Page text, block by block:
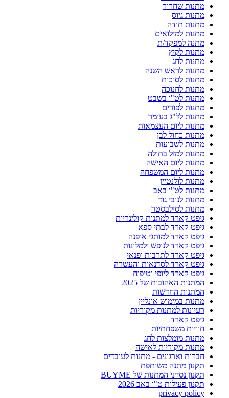
מתנות שחרור
מתנות גיוס
מתנות תודה
מתנות למילואים
מתנה למפקד/ת
מתנות לקיץ
מתנות לחג
מתנות לראש השנה
מתנות לסוכות
מתנות לחנוכה
מתנות לט"ו בשבט
מתנות לפורים
מתנות לל"ג בעומר
מתנות ליום העצמאות
מתנות כחול לבן
מתנות לשבועות
מתנות למזל בתולה
מתנות ליום האישה
מתנות ליום המשפחה
מתנות לולנטיין
מתנות לט"ו באב
מתנות לנובי גוד
מתנות לסילבסטר
גיפט קארד למתנות קולינריות
גיפט קארד לבתי ספא
גיפט קארד למותגי אופנה
גיפט קארד לנופש ולמלונות
גיפט קארד לתרבות ופנאי
גיפט קארד לסדנאות והעשרה
גיפט קארד ליופי וטיפוח
המתנות האהובות של 2025
המתנות החדשות
מתנות במימוש אונליין
רעיונות למתנות מקוריות
גיפט קארד
חוויות משפחתיות
מתנות מומלצות לחג
מתנות מקוריות לאישה
חברות וארגונים - מתנות לעובדים
תקנון מתנה משותפת
תקנון נסייני המתנות של BUYME
תקנון פעילות ט"ו באב 2026
privacy policy